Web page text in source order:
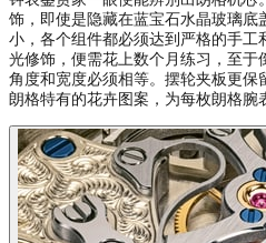
饰，即使是隐藏在蓝宝石水晶玻璃底
小，各个组件都必须达到严格的手
光修饰，便需花上数个月练习，至于
角度和宽度必须相等。摆轮夹板更保
朗格特有的花卉图案，为每枚朗格腕